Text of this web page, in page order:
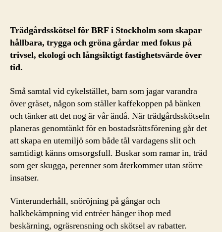
Trädgårdsskötsel för BRF i Stockholm som skapar
hållbara, trygga och gröna gårdar med fokus på
trivsel, ekologi och långsiktigt fastighetsvärde över
tid.
Små samtal vid cykelstället, barn som jagar varandra
över gräset, någon som ställer kaffekoppen på bänken
och tänker att det nog är vår ändå. När trädgårdsskötseln
planeras genomtänkt för en bostadsrättsförening går det
att skapa en utemiljö som både tål vardagens slit och
samtidigt känns omsorgsfull. Buskar som ramar in, träd
som ger skugga, perenner som återkommer utan större
insatser.
Vinterunderhåll, snöröjning på gångar och
halkbekämpning vid entréer hänger ihop med
beskärning, ogräsrensning och skötsel av rabatter.